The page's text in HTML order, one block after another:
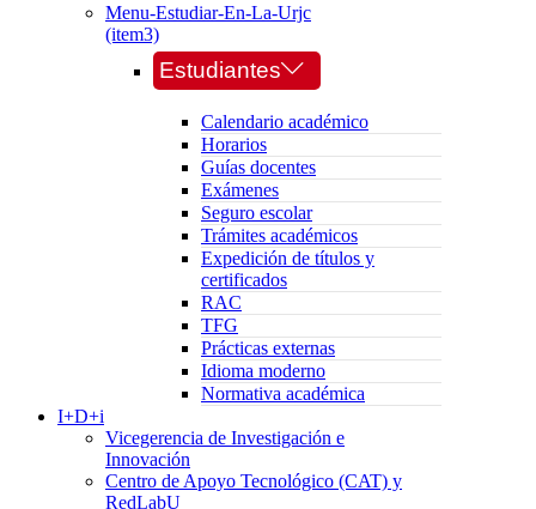
Menu-Estudiar-En-La-Urjc
(item3)
Estudiantes
Calendario académico
Horarios
Guías docentes
Exámenes
Seguro escolar
Trámites académicos
Expedición de títulos y
certificados
RAC
TFG
Prácticas externas
Idioma moderno
Normativa académica
I+D+i
Vicegerencia de Investigación e
Innovación
Centro de Apoyo Tecnológico (CAT) y
RedLabU